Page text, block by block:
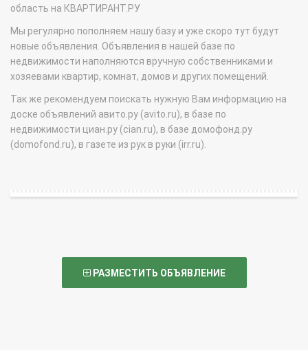
область на КВАРТИРАНТ.РУ
Мы регулярно пополняем нашу базу и уже скоро тут будут
новые объявления. Объявления в нашей базе по
недвижимости наполняются вручную собственниками и
хозяевами квартир, комнат, домов и других помещений.
Так же рекомендуем поискать нужную Вам информацию на
доске объявлений авито.ру (avito.ru), в базе по
недвижимости циан.ру (cian.ru), в базе домофонд.ру
(domofond.ru), в газете из рук в руки (irr.ru).
РАЗМЕСТИТЬ ОБЪЯВЛЕНИЕ